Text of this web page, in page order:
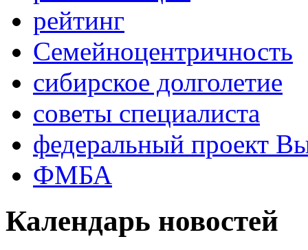
рейтинг
Семейноцентричность
сибирское долголетие
советы специалиста
федеральный проект
ФМБА
Календарь новостей